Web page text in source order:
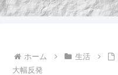
ホーム 生活
大幅反発